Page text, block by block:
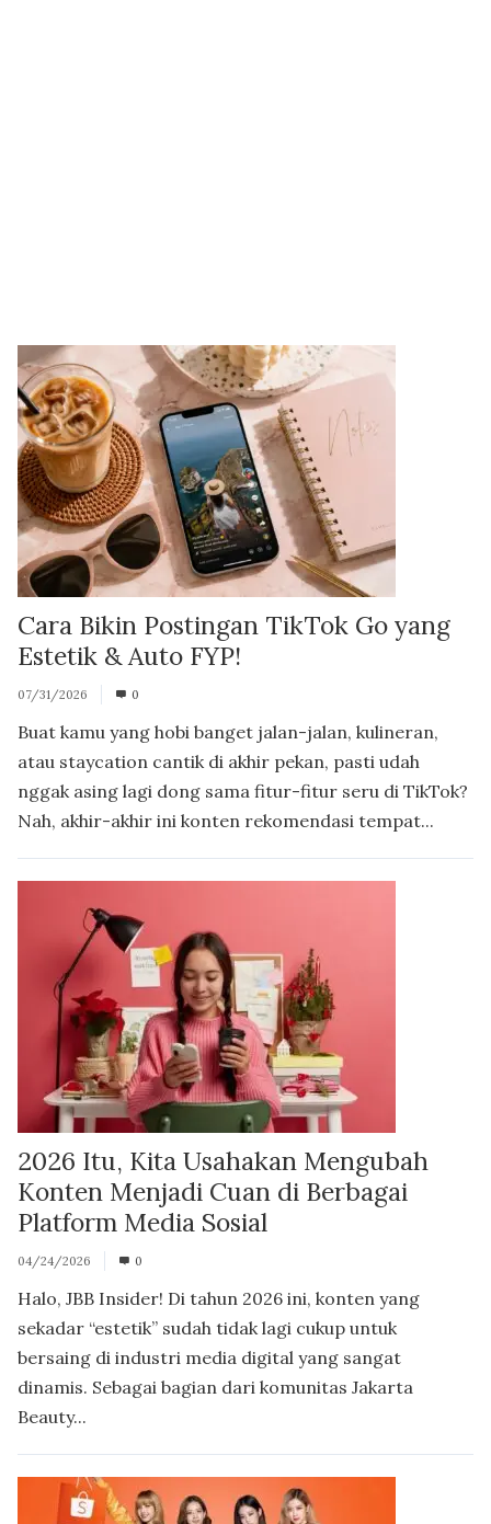
Cara Bikin Postingan TikTok Go yang
Estetik & Auto FYP!
07/31/2026 0
Buat kamu yang hobi banget jalan-jalan, kulineran,
atau staycation cantik di akhir pekan, pasti udah
nggak asing lagi dong sama fitur-fitur seru di TikTok?
Nah, akhir-akhir ini konten rekomendasi tempat...
2026 Itu, Kita Usahakan Mengubah
Konten Menjadi Cuan di Berbagai
Platform Media Sosial
04/24/2026 0
Halo, JBB Insider! Di tahun 2026 ini, konten yang
sekadar “estetik” sudah tidak lagi cukup untuk
bersaing di industri media digital yang sangat
dinamis. Sebagai bagian dari komunitas Jakarta
Beauty...